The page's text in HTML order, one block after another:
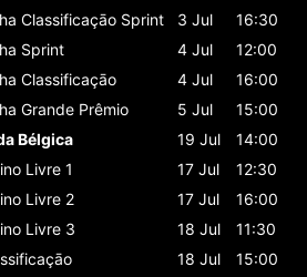
Classificaçāo Sprint 3 Jul
16:30
Sprint 4 Jul
12:00
Classificaçāo 4 Jul
16:00
Grande Prêmio 5 Jul
15:00
Bélgica
19 Jul
14:00
Livre 1 17 Jul
12:30
Livre 2 17 Jul
16:00
Livre 3 18 Jul
11:30
18 Jul
15:00